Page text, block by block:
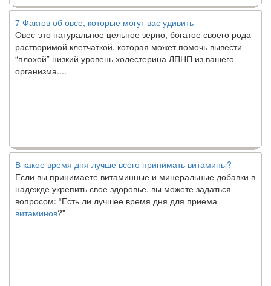
7 Фактов об овсе, которые могут вас удивить
Овес-это натуральное цельное зерно, богатое своего рода
растворимой клетчаткой, которая может помочь вывести
“плохой” низкий уровень холестерина ЛПНП из вашего
организма....
В какое время дня лучше всего принимать витамины?
Если вы принимаете витаминные и минеральные добавки в
надежде укрепить свое здоровье, вы можете задаться
вопросом: “Есть ли лучшее время дня для приема
витаминов ?”